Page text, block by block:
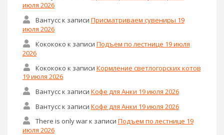
июля 2026
Вантусск записи Присматриваем сувениры 19
июля 2026
Кокококо к записи Подъем по лестнице 19 июля
2026
Кокококо к записи Кормление светлогорских котов
19 июля 2026
Вантусск записи Кофе для Анки 19 июля 2026
Вантусск записи Кофе для Анки 19 июля 2026
There is only warк записи Подъем по лестнице 19
июля 2026